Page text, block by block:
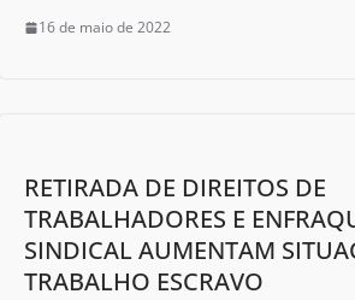
16 de maio de 2022
RETIRADA DE DIREITOS DE
TRABALHADORES E
SINDICAL AUMENTAM
TRABALHO ESCRAVO